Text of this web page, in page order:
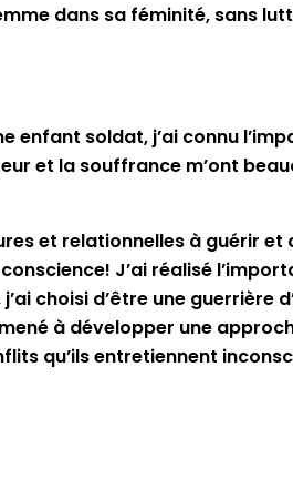
dans sa féminité, sans
enfant soldat, j’ai connu
et la souffrance m’ont
et relationnelles à guérir et
J’ai réalisé
choisi d’être une guerrière
à développer une
qu’ils entretiennent